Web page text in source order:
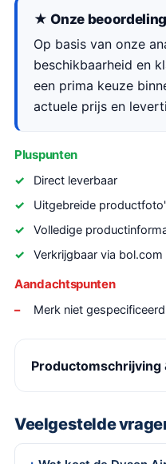
★ Onze beoordeling
Op basis van onze
beschikbaarheid en
een prima keuze
actuele prijs en
Pluspunten
Direct leverbaar
Uitgebreide
Volledige
Verkrijgbaar via
Aandachtspunten
Merk niet gespecificeerd
Productomschrijving
Veelgestelde